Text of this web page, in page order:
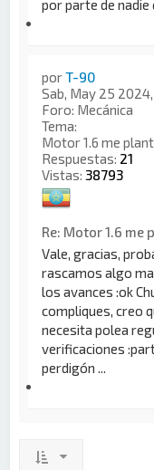
por parte de nadie
porT-90
Sab, May 25 2024,
Foro: Mecánica
Tema:
Motor 1.6 me
Respuestas: 21
Vistas: 38793
Re: Motor 1.6
Vale, gracias,
rascamos algo
los avances :ok
compliques, creo
necesita polea
verificaciones
perdigón ...